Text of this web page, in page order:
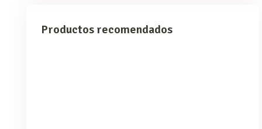
Productos recomendados